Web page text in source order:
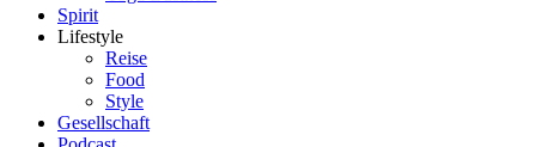
Spirit
Lifestyle
Reise
Food
Style
Gesellschaft